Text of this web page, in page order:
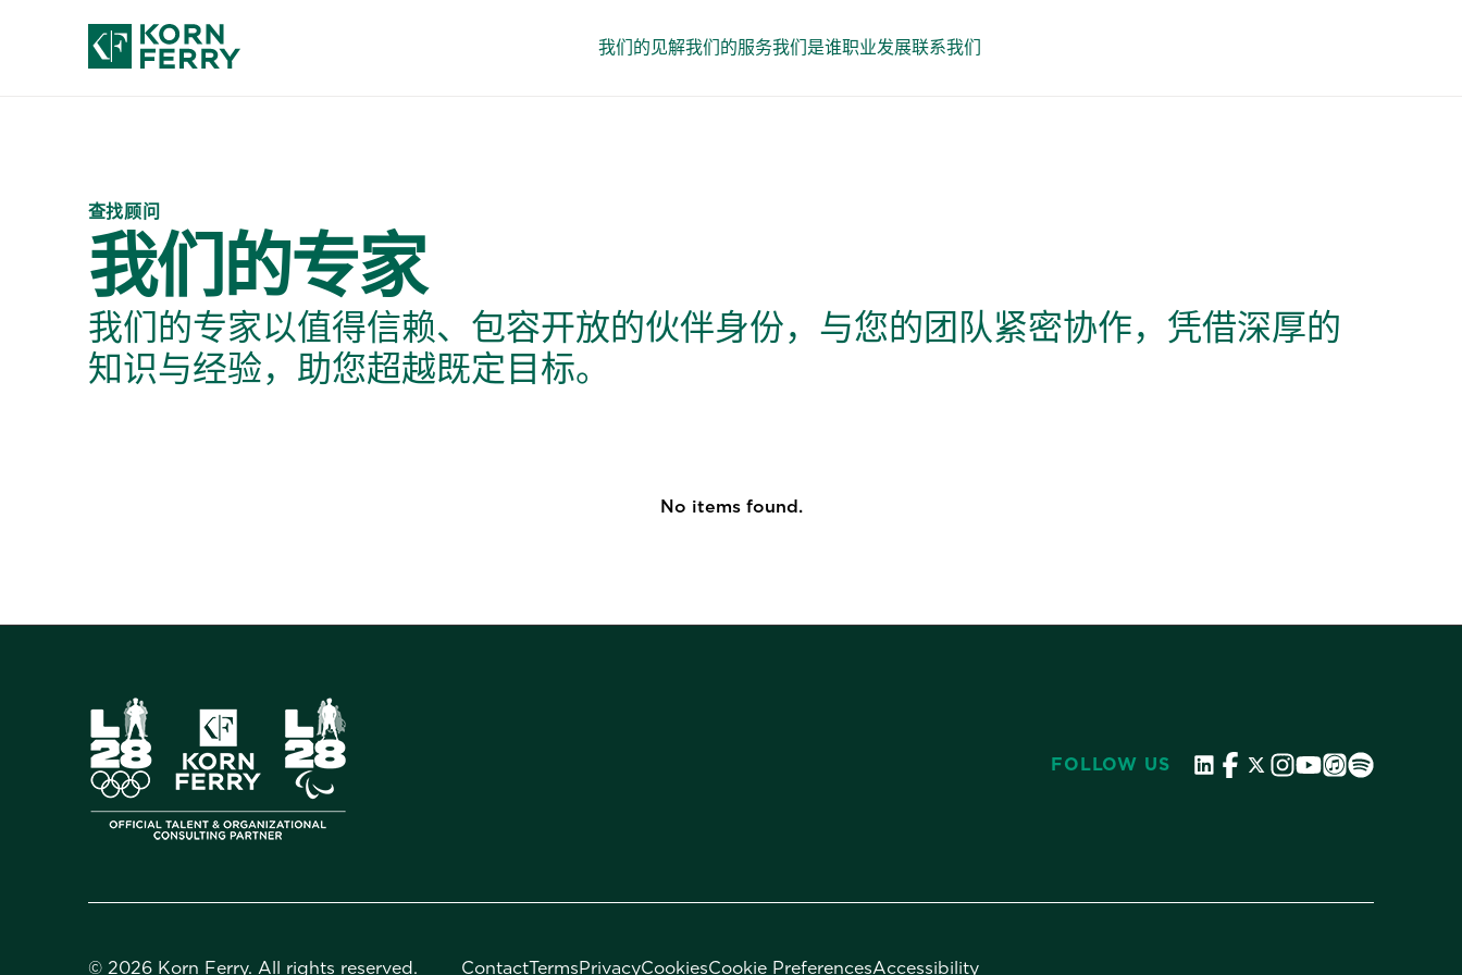
我们的见解我们的服务我们是谁职业发展联系我们
查找顾问
我们的专家
我们的专家以值得信赖、包容开放的伙伴身份，与您的团队紧密协作，凭借深厚的
知识与经验，助您超越既定目标。
No items found.
FOLLOW US
© 2026 Korn Ferry. All rights reserved. ContactTermsPrivacyCookiesCookie PreferencesAccessibility